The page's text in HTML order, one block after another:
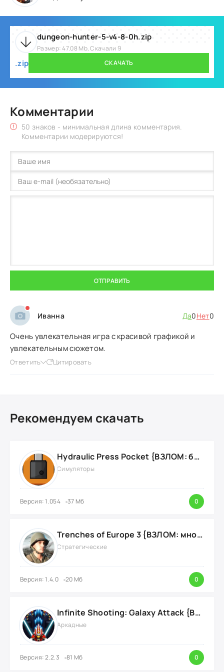
dungeon-hunter-5-v4-8-0h.zip
Размер: 47.08 Mb, Скачали 9
.zip СКАЧАТЬ
Комментарии
50 знаков - минимальная длина комментария.
Комментарии модерируются!
ОТПРАВИТЬ
Иванна Да0Нет0
Очень увлекательная игра с красивой графикой и
увлекательным сюжетом.
Ответить Цитировать
Рекомендуем скачать
Hydraulic Press Pocket {ВЗЛОМ: бесконечные деньги}
Симуляторы
Версия: 1.054 37 Мб 0
Trenches of Europe 3 {ВЗЛОМ: много денег}
Стратегические
Версия: 1.4.0 20 Мб 0
Infinite Shooting: Galaxy Attack {ВЗЛОМ: Бесплатные Покупки}
Аркадные
Версия: 2.2.3 81 Мб 0